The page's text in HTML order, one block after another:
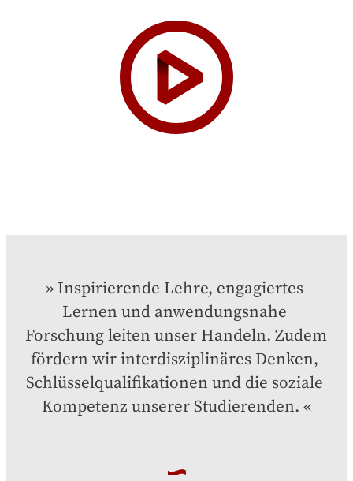
Inspirierende Lehre, engagiertes
Lernen und anwendungsnahe
Forschung leiten unser Handeln. Zudem
fördern wir interdisziplinäres Denken,
Schlüsselqualifikationen und die soziale
Kompetenz unserer Studierenden.